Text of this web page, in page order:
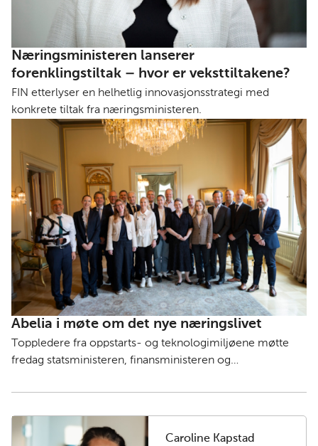
Næringsministeren lanserer
forenklingstiltak – hvor er veksttiltakene?
FIN etterlyser en helhetlig innovasjonsstrategi med
konkrete tiltak fra næringsministeren.
Abelia i møte om det nye næringslivet
Toppledere fra oppstarts- og teknologimiljøene møtte
fredag statsministeren, finansministeren og
for fremtidens næringsliv.
Caroline Kapstad